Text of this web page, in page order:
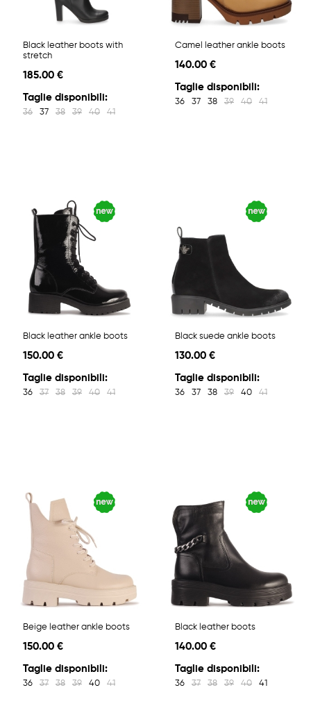
Black leather boots with
stretch
185.00 €
Taglie disponibili:
36 37 38 39 40 41
Camel leather ankle boots
140.00 €
Taglie disponibili:
36 37 38 39 40 41
Black leather ankle boots
150.00 €
Taglie disponibili:
36 37 38 39 40 41
Black suede ankle boots
130.00 €
Taglie disponibili:
36 37 38 39 40 41
Beige leather ankle boots
150.00 €
Taglie disponibili:
36 37 38 39 40 41
Black leather boots
140.00 €
Taglie disponibili:
36 37 38 39 40 41